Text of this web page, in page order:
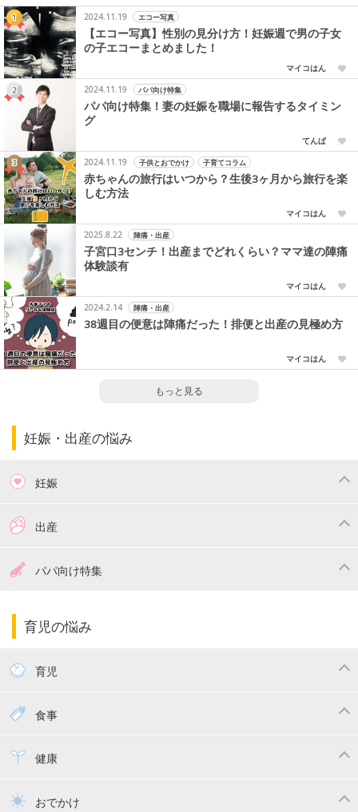
2024.11.19 エコー写真
【エコー写真】性別の見分け方！妊娠週で男の子女
の子エコーまとめました！
マイコはん
2024.11.19
パパ向け特集
パパ向け特集！妻の妊娠を職場に報告するタイミン
グ
てんぱ
2024.11.19
子供とおでかけ 子育てコラム
赤ちゃんの旅行はいつから？生後3ヶ月から旅行を楽
しむ方法
マイコはん
2025.8.22
陣痛・出産
子宮口3センチ！出産までどれくらい？ママ達の陣痛
体験談有
マイコはん
2024.2.14
陣痛・出産
38週目の便意は陣痛だった！排便と出産の見極め方
マイコはん
もっと見る
妊娠・出産の悩み
妊娠
つわり
妊娠中の食事
出産
出産準備パパ向け特集
パパ向け特集
育児の悩み
育児
赤ちゃんのお世話
寝かしつけ
トイトレ
食事
離乳食健康
乳幼児健診・予防接種
おでかけ